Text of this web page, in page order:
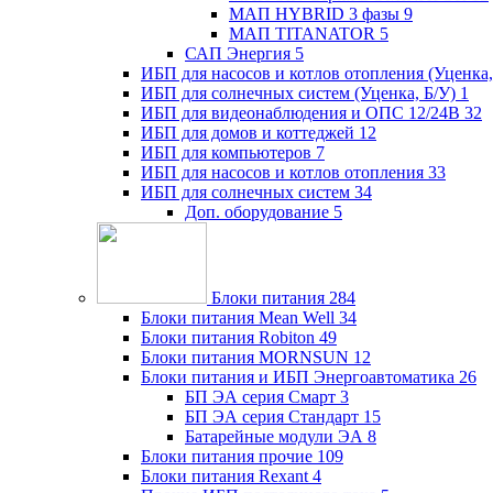
МАП HYBRID 3 фазы 9
МАП TITANATOR 5
САП Энергия 5
ИБП для насосов и котлов отопления
ИБП для солнечных систем (Уценка, Б/У) 1
ИБП для видеонаблюдения и ОПС 12/24В 32
ИБП для домов и коттеджей 12
ИБП для компьютеров 7
ИБП для насосов и котлов отопления 33
ИБП для солнечных систем 34
Доп. оборудование 5
Блоки питания 284
Блоки питания Mean Well 34
Блоки питания Robiton 49
Блоки питания MORNSUN 12
Блоки питания и ИБП Энергоавтоматика 26
БП ЭА серия Смарт 3
БП ЭА серия Стандарт 15
Батарейные модули ЭА 8
Блоки питания прочие 109
Блоки питания Rexant 4